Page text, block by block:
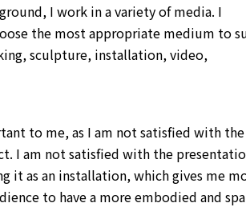
I work in a variety of media. I
the most appropriate medium to
sculpture, installation, video,
to me, as I am not satisfied with the
I am not satisfied with the
it as an installation, which gives me
to have a more embodied and